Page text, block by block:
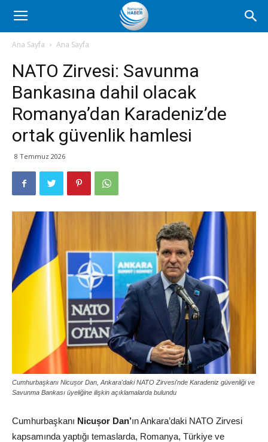
Romanya
Haber
Ana Sayfa Ana Sayfa
NATO Zirvesi: Savunma
Bankasına dahil olacak
Romanya’dan Karadeniz’de
ortak güvenlik hamlesi
8 Temmuz 2026
Cumhurbaşkanı Nicușor Dan, Ankara'daki NATO Zirvesi'nde Karadeniz güvenliği ve
Savunma Bankası üyeliğine ilişkin açıklamalarda bulundu
Cumhurbaşkanı Nicușor Dan’ın Ankara’daki NATO Zirvesi
kapsamında yaptığı temaslarda, Romanya, Türkiye ve